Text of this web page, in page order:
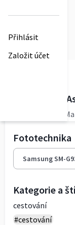
Přihlásit
Založit účet
Exotikou JV
Thajsko, Laos,
Fototechnika
Samsung SM-
Kategorie a
cestování
#cestování